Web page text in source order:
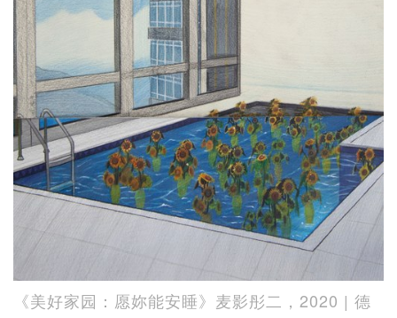
《美好家园：愿妳能安睡》麦影彤二，2020 | 德